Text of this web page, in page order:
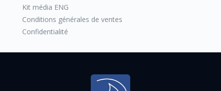
Kit média ENG
Conditions générales de ventes
Confidentialité